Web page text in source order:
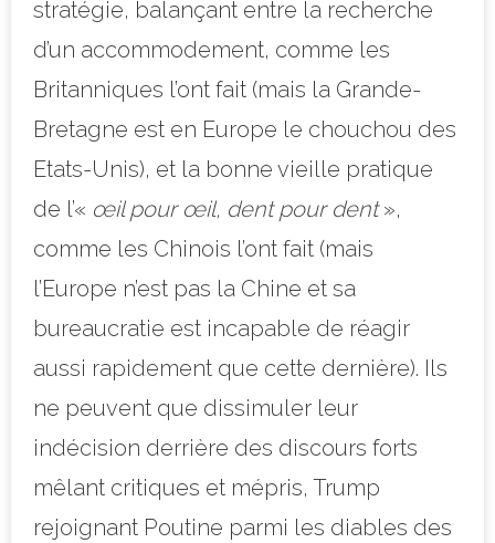
stratégie, balançant entre la recherche
d’un accommodement, comme les
Britanniques l’ont fait (mais la Grande-
Bretagne est en Europe le chouchou des
Etats-Unis), et la bonne vieille pratique
de l’« œil pour œil, dent pour dent»,
comme les Chinois l’ont fait (mais
l’Europe n’est pas la Chine et sa
bureaucratie est incapable de réagir
aussi rapidement que cette dernière). Ils
ne peuvent que dissimuler leur
indécision derrière des discours forts
mêlant critiques et mépris, Trump
rejoignant Poutine parmi les diables des